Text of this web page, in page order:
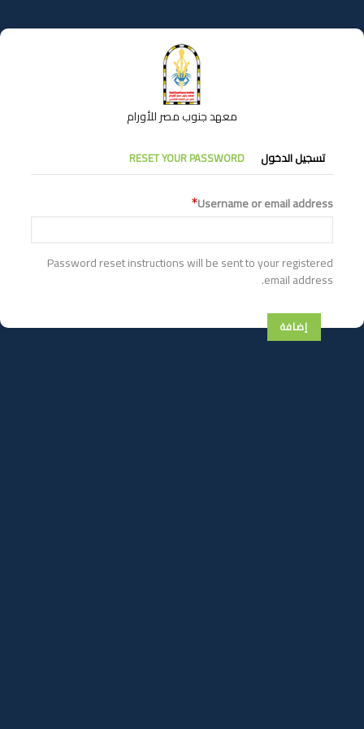
إلى
المحتوى
معهد جنوب مصر للأورام
التبويبات
الأساسية
تسجيل الدخول RESET YOUR PASSWORD
Username or email address
Password reset instructions will be sent to your registered
email address.